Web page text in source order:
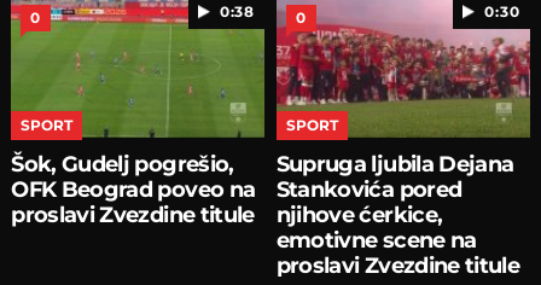
0:38
0
SPORT
Šok, Gudelj pogrešio,
OFK Beograd poveo na
proslavi Zvezdine titule
0:30
0
SPORT
Supruga ljubila Dejana
Stankovića pored
njihove ćerkice,
emotivne scene na
proslavi Zvezdine titule